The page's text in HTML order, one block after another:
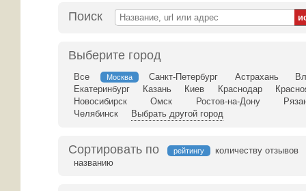
Поиск
Выберите город
Все Москва Санкт-Петербург Астрахань
Екатеринбург
Казань Киев Краснодар
Новосибирск
Омск Ростов-на-Дону
Челябинск
Выбрать другой город
Сортировать по рейтингу
количеству отзывов
названию